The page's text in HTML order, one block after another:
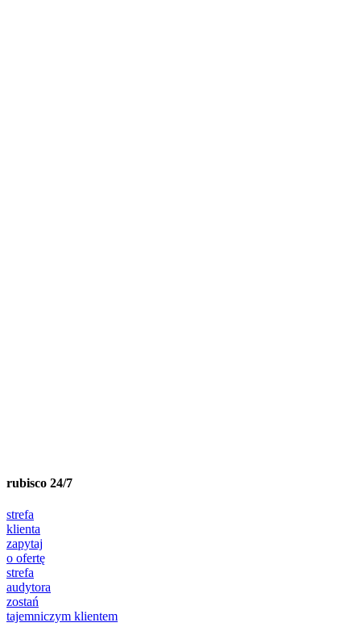
rubisco 24/7
strefa
klienta
zapytaj
o ofertę
strefa
audytora
zostań
tajemniczym klientem